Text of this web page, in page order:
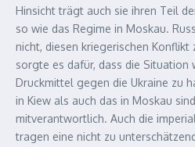
Hinsicht trägt auch sie ihren Teil
so wie das Regime in Moskau.
nicht, diesen kriegerischen Konflikt
sorgte es dafür, dass die Situation
Druckmittel gegen die Ukraine zu
in Kiew als auch das in Moskau
mitverantwortlich. Auch die
tragen eine nicht zu